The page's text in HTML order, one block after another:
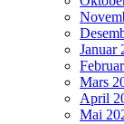
Januar
Mars
April
Mai